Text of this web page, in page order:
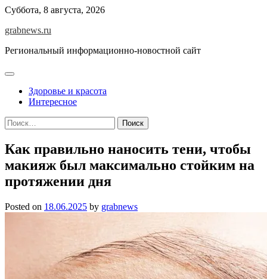
Skip
content
Суббота, 8 августа, 2026
grabnews.ru
Региональный информационно-новостной сайт
Здоровье и красота
Интересное
Найти:
Как правильно наносить тени, чтобы
макияж был максимально стойким на
протяжении дня
Posted on 18.06.2025 by grabnews